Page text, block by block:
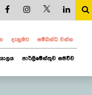
දැනුමට සම්බන්ධ වන්න
පාර්ලිමේන්තුව සජීවීව